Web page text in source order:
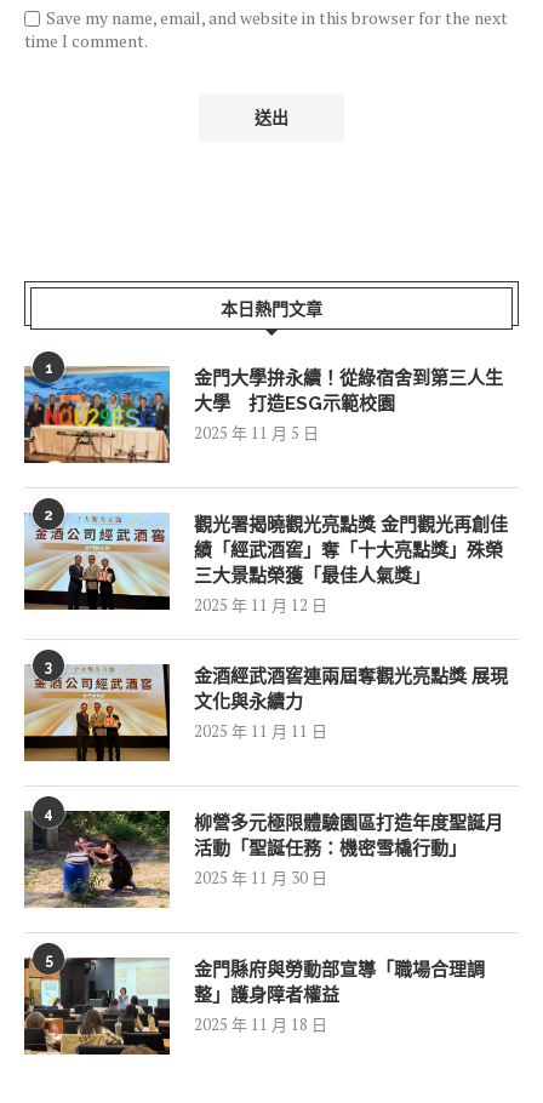
Save my name, email, and website in this browser for the next
time I comment.
本日熱門文章
1
金門大學拚永續！從綠宿舍到第三人生
大學 打造ESG示範校園
2025 年 11 月 5 日
2
觀光署揭曉觀光亮點獎 金門觀光再創佳
績「經武酒窖」奪「十大亮點獎」殊榮
三大景點榮獲「最佳人氣獎」
2025 年 11 月 12 日
3
金酒經武酒窖連兩屆奪觀光亮點獎 展現
文化與永續力
2025 年 11 月 11 日
4
柳營多元極限體驗園區打造年度聖誕月
活動「聖誕任務：機密雪橇行動」
2025 年 11 月 30 日
5
金門縣府與勞動部宣導「職場合理調
整」護身障者權益
2025 年 11 月 18 日